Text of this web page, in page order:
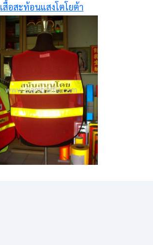
เสื้อสะท้อนแสงโตโยต้า